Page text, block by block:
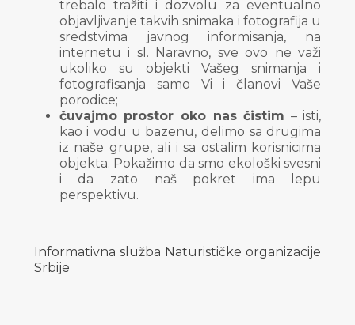
trebalo tražiti i dozvolu za eventualno
objavljivanje takvih snimaka i fotografija u
sredstvima javnog informisanja, na
internetu i sl. Naravno, sve ovo ne važi
ukoliko su objekti Vašeg snimanja i
fotografisanja samo Vi i članovi Vaše
porodice;
čuvajmo prostor oko nas čistim – isti,
kao i vodu u bazenu, delimo sa drugima
iz naše grupe, ali i sa ostalim korisnicima
objekta. Pokažimo da smo ekološki svesni
i da zato naš pokret ima lepu
perspektivu.
Informativna služba Naturističke organizacije
Srbije